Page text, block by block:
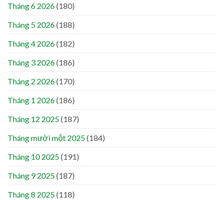
Tháng 6 2026(180)
Tháng 5 2026(188)
Tháng 4 2026(182)
Tháng 3 2026(186)
Tháng 2 2026(170)
Tháng 1 2026(186)
Tháng 12 2025(187)
Tháng mười một 2025(184)
Tháng 10 2025(191)
Tháng 9 2025(187)
Tháng 8 2025(118)